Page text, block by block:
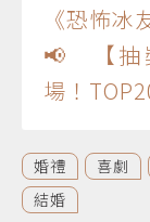
《恐怖冰
📢 【抽
場！
婚禮 喜劇
結婚